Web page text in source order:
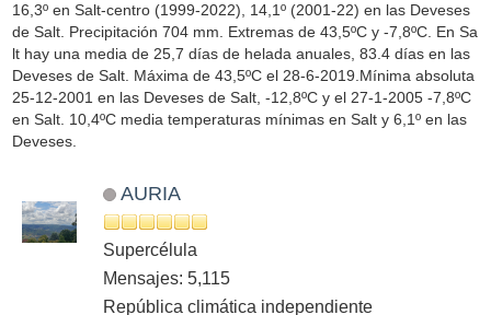
16,3º en Salt-centro (1999-2022), 14,1º (2001-22) en las Deveses
de Salt. Precipitación 704 mm. Extremas de 43,5ºC y -7,8ºC. En Sa
lt hay una media de 25,7 días de helada anuales, 83.4 días en las
Deveses de Salt. Máxima de 43,5ºC el 28-6-2019.Mínima absoluta
25-12-2001 en las Deveses de Salt, -12,8ºC y el 27-1-2005 -7,8ºC
en Salt. 10,4ºC media temperaturas mínimas en Salt y 6,1º en las
Deveses.
AURIA
Supercélula
Mensajes: 5,115
República climática independiente